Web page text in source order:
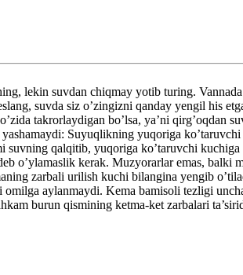
lekin suvdan chiqmay yotib turing.
suvda siz o’zingizni qanday yengil his
takrorlaydigan bo’lsa, ya’ni qirg’oqdan
Suyuqlikning yuqoriga
qalqitib, yuqoriga ko’taruvchi
o’ylamaslik kerak. Muzyorarlar emas, balki
zarbali urilish kuchi bilangina yengib
aylanmaydi. Kema bamisoli tezligi
burun qismining ketma-ket zarbalari